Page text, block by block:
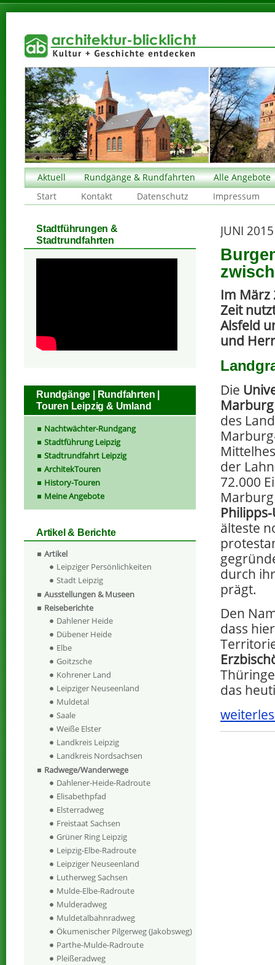
Aktuell Rundgänge & Rundfahrten
Alle Angebote
Start
Kontakt Datenschutz Impressum
JUNI 2015
Im März
Zeit
Alsfeld
und
Die
Marburg
des
der
72.000
älteste
durch
prägt.
Den
dass
das
Stadtführungen &
Stadtrundfahrten
Rundgänge | Rundfahrten |
Touren Leipzig & Umland
Nachtwächter-Rundgang
Stadtführung Leipzig
Stadtrundfahrt Leipzig
ArchitekTouren
History-Touren
Meine Angebote
Artikel & Berichte
Artikel
Leipziger Persönlichkeiten
Stadt Leipzig
Ausstellungen & Museen
Reiseberichte
Dahlener Heide
Dübener Heide
Elbe
Goitzsche
Kohrener Land
Leipziger Neuseenland
Muldetal
Saale
Weiße Elster
Landkreis Leipzig
Landkreis Nordsachsen
Radwege/Wanderwege
Dahlener-Heide-Radroute
Elisabethpfad
Elsterradweg
Freistaat Sachsen
Grüner Ring Leipzig
Leipzig-Elbe-Radroute
Leipziger Neuseenland
Lutherweg Sachsen
Mulde-Elbe-Radroute
Mulderadweg
Muldetalbahnradweg
Ökumenischer Pilgerweg (Jakobsweg)
Parthe-Mulde-Radroute
Pleißeradweg